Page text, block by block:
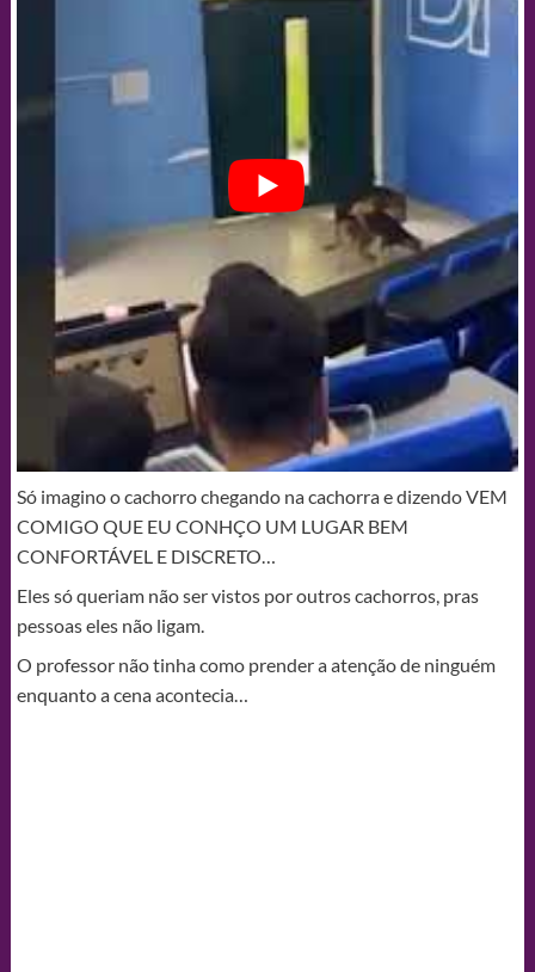
Só imagino o cachorro chegando na cachorra e dizendo VEM
COMIGO QUE EU CONHÇO UM LUGAR BEM
CONFORTÁVEL E DISCRETO…
Eles só queriam não ser vistos por outros cachorros, pras
pessoas eles não ligam.
O professor não tinha como prender a atenção de ninguém
enquanto a cena acontecia…